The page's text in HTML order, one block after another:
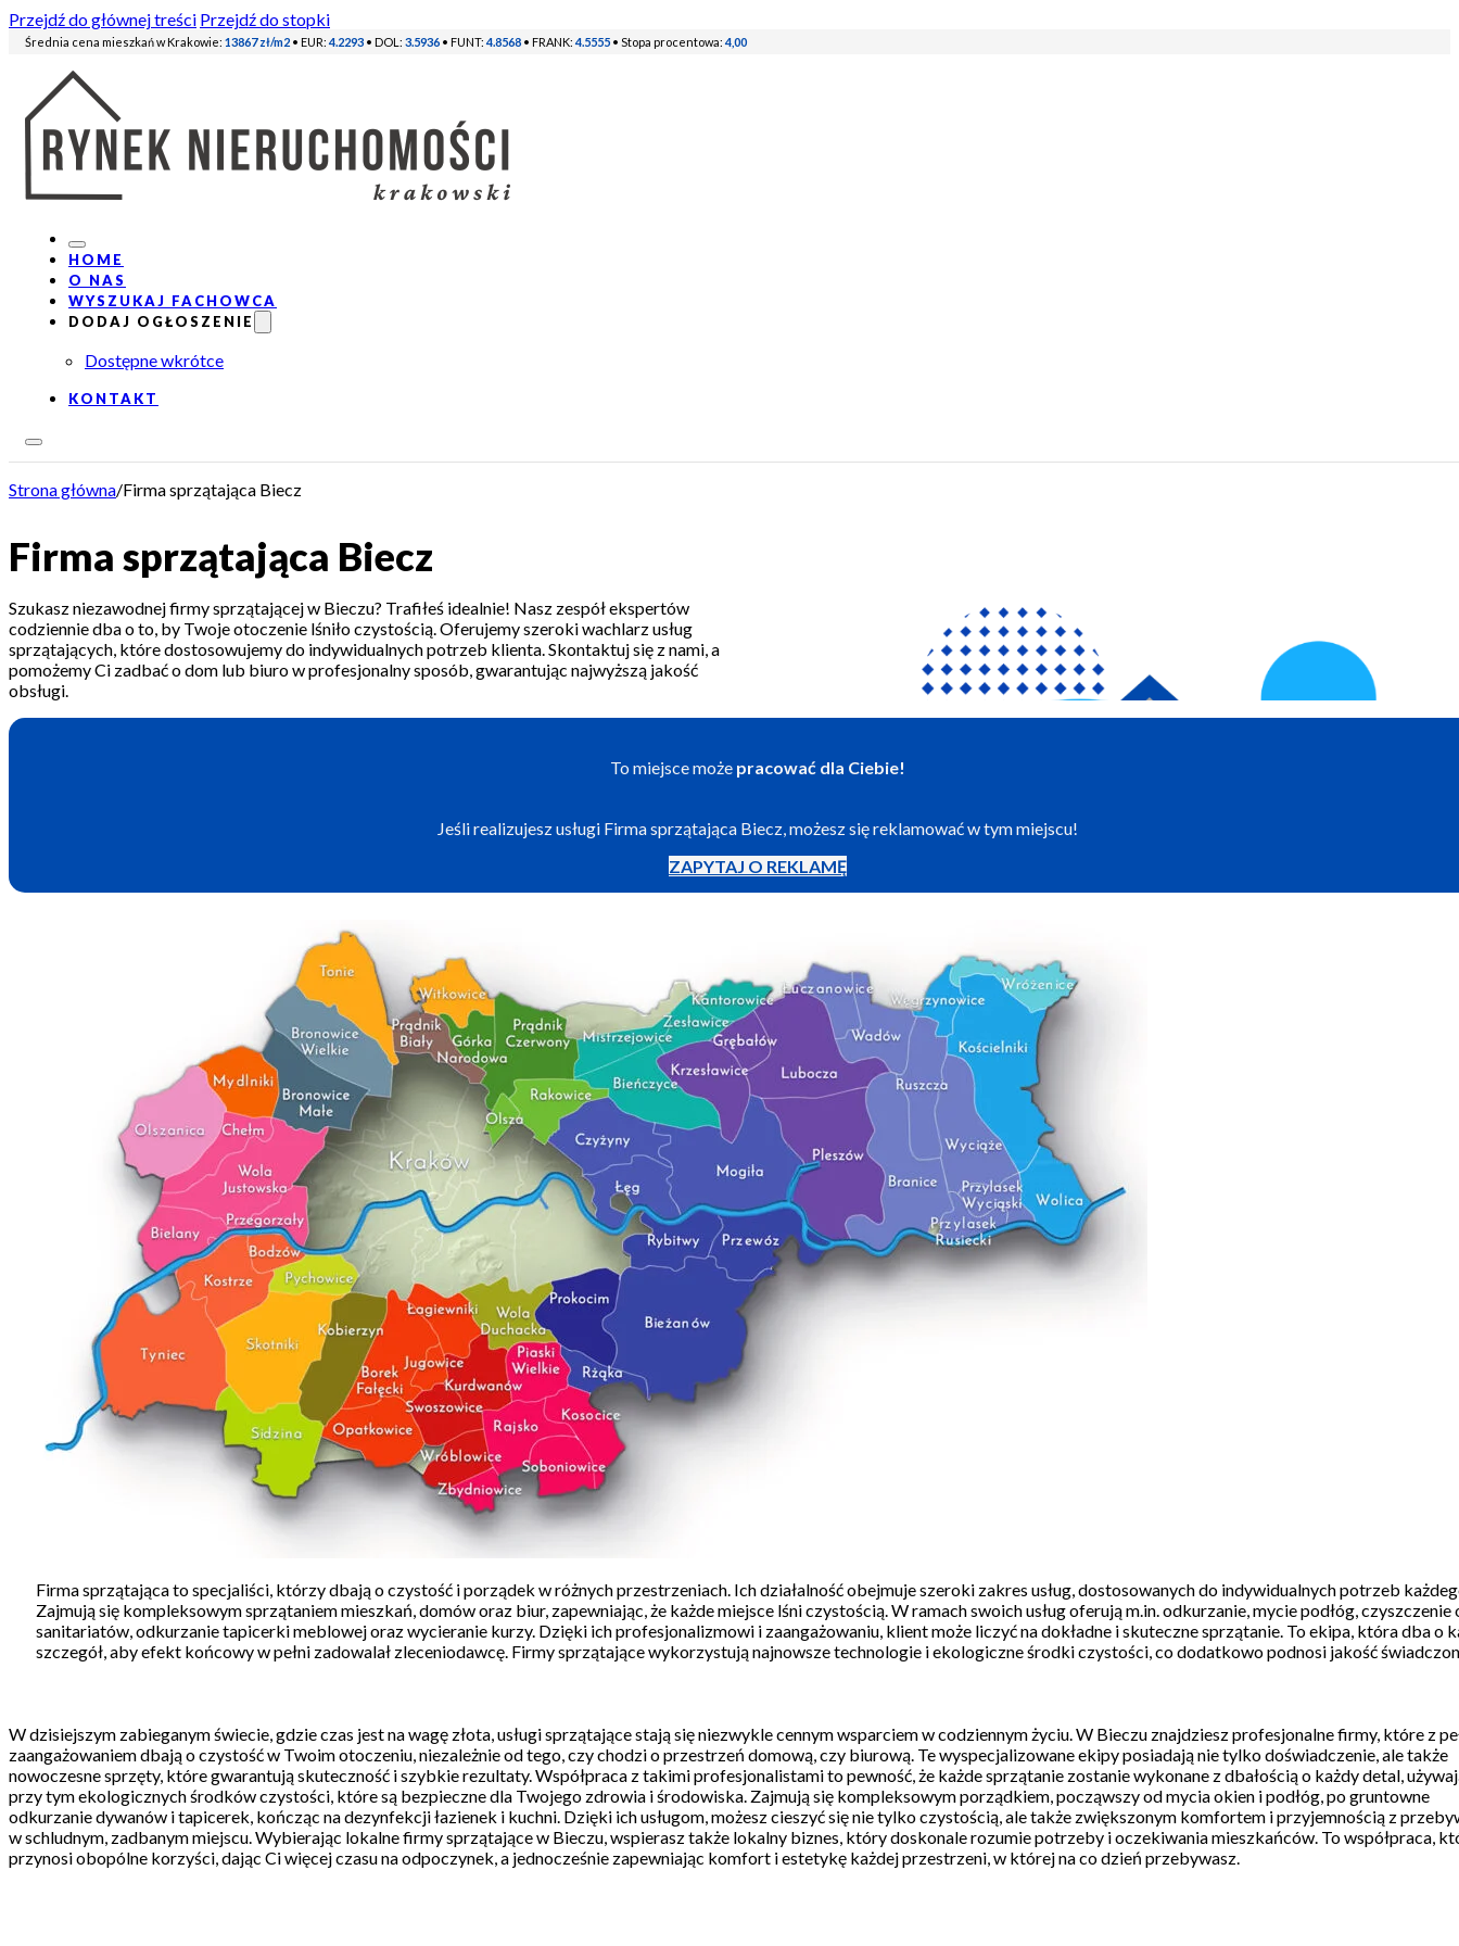
Przejdź do głównej treści Przejdź do stopki
Średnia cena mieszkań w Krakowie: 13867 zł/m2 • EUR: 4.2293 • DOL: 3.5936 • FUNT: 4.8568 • FRANK: 4.5555 • Stopa procentowa: 4,00
HOME
O NAS
WYSZUKAJ FACHOWCA
DODAJ OGŁOSZENIE
Dostępne wkrótce
KONTAKT
Strona główna/Firma sprzątająca Biecz
Firma sprzątająca Biecz
Szukasz niezawodnej firmy sprzątającej w Bieczu? Trafiłeś idealnie! Nasz zespół ekspertów
codziennie dba o to, by Twoje otoczenie lśniło czystością. Oferujemy szeroki wachlarz usług
sprzątających, które dostosowujemy do indywidualnych potrzeb klienta. Skontaktuj się z nami, a
pomożemy Ci zadbać o dom lub biuro w profesjonalny sposób, gwarantując najwyższą jakość
obsługi.
To miejsce może pracować dla Ciebie!
Jeśli realizujesz usługi Firma sprzątająca Biecz, możesz się reklamować w tym miejscu!
ZAPYTAJ O REKLAMĘ
Firma sprzątająca to specjaliści, którzy dbają o czystość i porządek w różnych przestrzeniach. Ich działalność obejmuje szeroki zakres usług, dostosowanych do indywidualnych potrzeb
Zajmują się kompleksowym sprzątaniem mieszkań, domów oraz biur, zapewniając, że każde miejsce lśni czystością. W ramach swoich usług oferują m.in. odkurzanie, mycie podłóg, czyszczenie
sanitariatów, odkurzanie tapicerki meblowej oraz wycieranie kurzy. Dzięki ich profesjonalizmowi i zaangażowaniu, klient może liczyć na dokładne i skuteczne sprzątanie. To ekipa, która dba o
szczegół, aby efekt końcowy w pełni zadowalał zleceniodawcę. Firmy sprzątające wykorzystują najnowsze technologie i ekologiczne środki czystości, co dodatkowo podnosi jakość
W dzisiejszym zabieganym świecie, gdzie czas jest na wagę złota, usługi sprzątające stają się niezwykle cennym wsparciem w codziennym życiu. W Bieczu znajdziesz profesjonalne firmy, które z
zaangażowaniem dbają o czystość w Twoim otoczeniu, niezależnie od tego, czy chodzi o przestrzeń domową, czy biurową. Te wyspecjalizowane ekipy posiadają nie tylko doświadczenie, ale także
nowoczesne sprzęty, które gwarantują skuteczność i szybkie rezultaty. Współpraca z takimi profesjonalistami to pewność, że każde sprzątanie zostanie wykonane z dbałością o każdy detal,
przy tym ekologicznych środków czystości, które są bezpieczne dla Twojego zdrowia i środowiska. Zajmują się kompleksowym porządkiem, począwszy od mycia okien i podłóg, po gruntowne
odkurzanie dywanów i tapicerek, kończąc na dezynfekcji łazienek i kuchni. Dzięki ich usługom, możesz cieszyć się nie tylko czystością, ale także zwiększonym komfortem i przyjemnością z
w schludnym, zadbanym miejscu. Wybierając lokalne firmy sprzątające w Bieczu, wspierasz także lokalny biznes, który doskonale rozumie potrzeby i oczekiwania mieszkańców. To współpraca,
przynosi obopólne korzyści, dając Ci więcej czasu na odpoczynek, a jednocześnie zapewniając komfort i estetykę każdej przestrzeni, w której na co dzień przebywasz.